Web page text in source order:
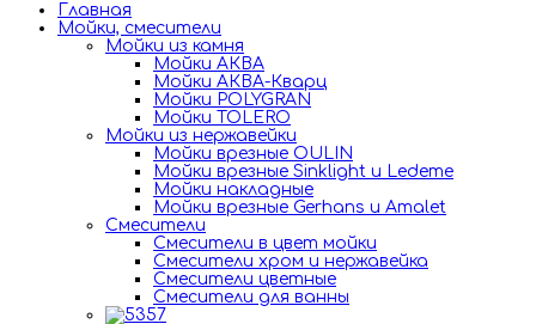
Главная
Мойки, смесители
Mойки из камня
Мойки АКВА
Мойки АКВА-Кварц
Мойки POLYGRAN
Мойки TOLERO
Мойки из нержавейки
Мойки врезные OULIN
Мойки врезные Sinklight и Ledeme
Мойки накладные
Мойки врезные Gerhans и Amalet
Смесители
Смесители в цвет мойки
Смесители хром и нержавейка
Смесители цветные
Смесители для ванны